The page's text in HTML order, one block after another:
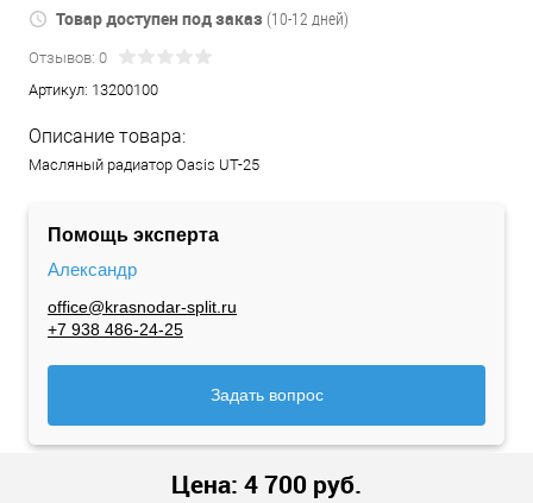
Товар доступен под заказ (10-12 дней)
Отзывов: 0
Артикул: 13200100
Описание товара:
Масляный радиатор Oasis UT-25
Помощь эксперта
Александр
office@krasnodar-split.ru
+7 938 486-24-25
Задать вопрос
Цена: 4 700 руб.